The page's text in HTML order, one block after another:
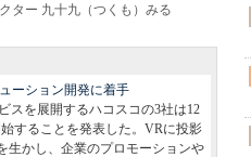
ター 九十九（つくも）みる
ーション開発に着手
スを展開するハコスコの3社は12
することを発表した。VRに投影
生かし、企業のプロモーションや